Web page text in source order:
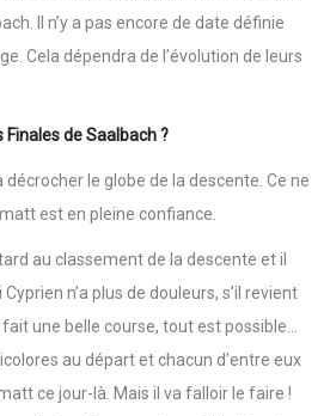
Il n’y a pas encore de date définie
Cela dépendra de l’évolution de leurs
de Saalbach ?
décrocher le globe de la descente. Ce ne
est en pleine confiance.
au classement de la descente et il
n’a plus de douleurs, s’il revient
une belle course, tout est possible…
au départ et chacun d’entre eux
ce jour-là. Mais il va falloir le faire !